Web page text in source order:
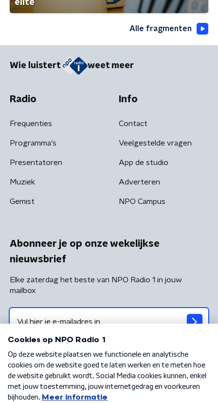
elite
Alle fragmenten
Wie luistert weet meer
Radio
Frequenties
Programma's
Presentatoren
Muziek
Gemist
Info
Contact
Veelgestelde vragen
App de studio
Adverteren
NPO Campus
Abonneer je op onze wekelijkse
nieuwsbrief
Elke zaterdag het beste van NPO Radio 1 in jouw
mailbox
Algemene voorwaarden Privacybeleid